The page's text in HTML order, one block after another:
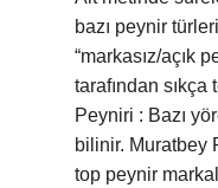
bazı peynir
“markasız/açık
tarafından
Peyniri : Bazı
bilinir. Muratbey
top peynir